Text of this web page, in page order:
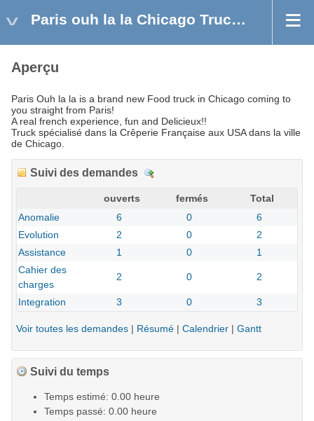
Paris ouh la la Chicago Truck USA
Aperçu
Paris Ouh la la is a brand new Food truck in Chicago coming to
you straight from Paris!
A real french experience, fun and Delicieux!!
Truck spécialisé dans la Crêperie Française aux USA dans la ville
de Chicago.
Suivi des demandes
ouverts fermés
Total
Anomalie
6 0
6
Evolution
2 0
2
Assistance
1 0
1
Cahier des
charges
2 0 2
Integration 3 0 3
Voir toutes les demandes | Résumé | Calendrier | Gantt
Suivi du temps
Temps estimé: 0.00 heure
Temps passé: 0.00 heure